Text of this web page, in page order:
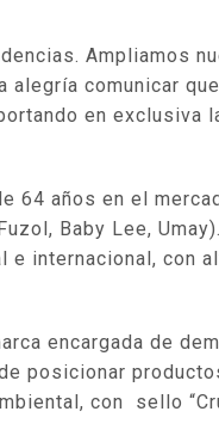
Ampliamos
alegría comunicar
en exclusiva
64 años en el
Baby Lee,
internacional, con
encargada de
posicionar
con sello